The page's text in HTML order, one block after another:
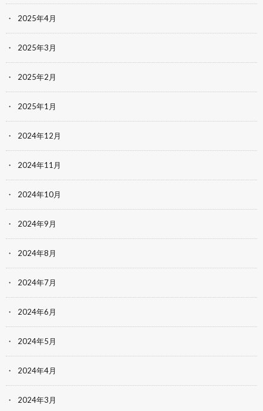
2025年4月
2025年3月
2025年2月
2025年1月
2024年12月
2024年11月
2024年10月
2024年9月
2024年8月
2024年7月
2024年6月
2024年5月
2024年4月
2024年3月